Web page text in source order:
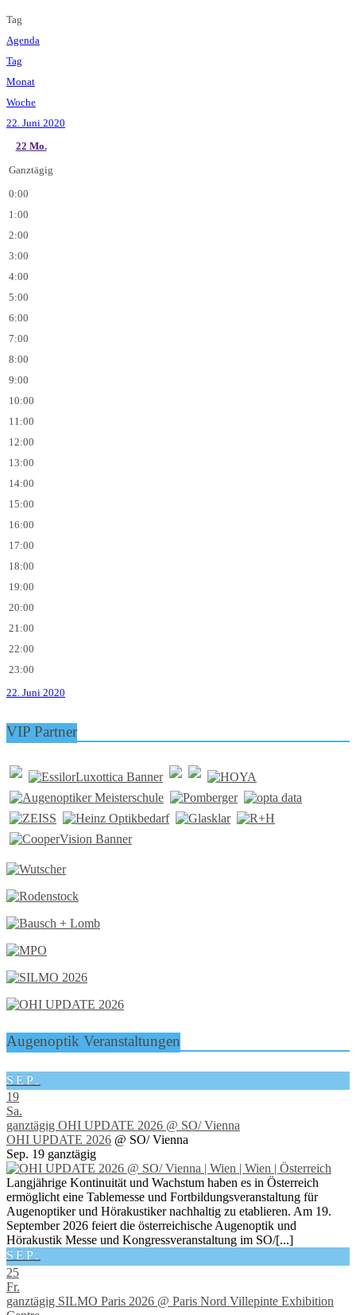
Tag
Agenda
Tag
Monat
Woche
22. Juni 2020
22 Mo.
Ganztägig
0:00
1:00
2:00
3:00
4:00
5:00
6:00
7:00
8:00
9:00
10:00
11:00
12:00
13:00
14:00
15:00
16:00
17:00
18:00
19:00
20:00
21:00
22:00
23:00
22. Juni 2020
VIP Partner
Augenoptik Veranstaltungen
SEP.
19
Sa.
ganztägig OHI UPDATE 2026 @ SO/ Vienna
OHI UPDATE 2026 @ SO/ Vienna
Sep. 19 ganztägig
Langjährige Kontinuität und Wachstum haben es in Österreich
ermöglicht eine Tablemesse und Fortbildungsveranstaltung für
Augenoptiker und Hörakustiker nachhaltig zu etablieren. Am 19.
September 2026 feiert die österreichische Augenoptik und
Hörakustik Messe und Kongressveranstaltung im SO/[...]
SEP.
25
Fr.
ganztägig SILMO Paris 2026 @ Paris Nord Villepinte Exhibition